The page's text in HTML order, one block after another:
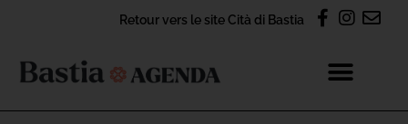
Retour vers le site Cità di Bastia